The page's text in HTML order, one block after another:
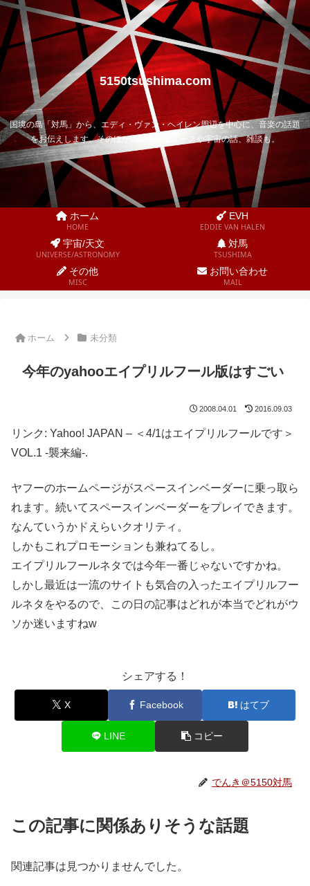
5150tsushima.com
国境の島「対馬」から、エディ・ヴァン・ヘイレン周辺を中心に、音楽の話題
をお伝えします。そのほか気になるニュースや宇宙の話、雑談も。
ホーム
HOME
EVH
EDDIE VAN HALEN
宇宙/天文
UNIVERSE/ASTRONOMY
対馬
TSUSHIMA
その他
MISC
お問い合わせ
MAIL
ホーム 未分類
今年のyahooエイプリルフール版はすごい
2008.04.01 2016.09.03
リンク: Yahoo! JAPAN – ＜4/1はエイプリルフールです＞
VOL.1 -襲来編-.
ヤフーのホームページがスペースインベーダーに乗っ取ら
れます。続いてスペースインベーダーをプレイできます。
なんていうかドえらいクオリティ。
しかもこれプロモーションも兼ねてるし。
エイプリルフールネタでは今年一番じゃないですかね。
しかし最近は一流のサイトも気合の入ったエイプリルフー
ルネタをやるので、この日の記事はどれが本当でどれがウ
ソか迷いますねw
シェアする！
X Facebook はてブ
LINE コピー
でんき＠5150対馬
この記事に関係ありそうな話題
関連記事は見つかりませんでした。